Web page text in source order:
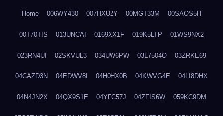
Home 006WY430 007HXU2Y 00MGT33M 00SAOS5H
00T70TIS 013UNCAI 0169XX1F 019K5LTP 01WS9NX2
023RN4UI 02SKVUL3 034UW6PW 03L7504Q 03ZRKE69
04CAZD3N 04EDWV8I 04H0HX0B 04KWVG4E 04LI8DHX
04N4JN2X 04QX9S1E 04YFC57J 04ZFIS6W 059KC9DM